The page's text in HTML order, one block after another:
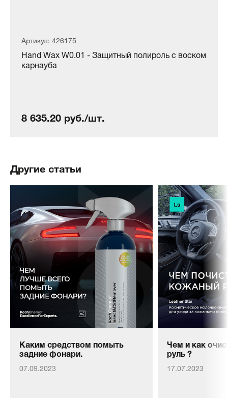
Артикул: 426175
Hand Wax W0.01 - Защитный полироль с воском
карнауба
8 635.20 руб./шт.
Другие статьи
Каким средством помыть
задние фонари.
07.09.2023
Чем и как
руль ?
17.07.2023